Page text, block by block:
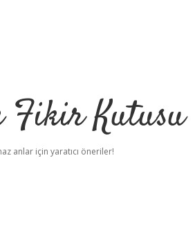
Kutusu
anlar için yaratıcı öneriler!